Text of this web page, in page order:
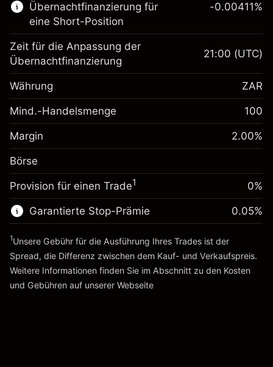
Margin. Ihre Investition
ZAR 1,000.00
Anpassung der
Übernachtfinanzierung
fremdfinanzierten
%
(-ZAR 2.06)
Positionsgröße mit Hebelwirkung
~ZAR 50,000.00
Geld aus Hebelwirkung ~ $
Übernachtfinanzierung für
eine Short-Position
Margin. Ihre Investition
ZAR 1,000.00
Anpassung der
Gebühren aus
fremdfinanzierten
Positionswert
Positionsgröße mit Hebelwirkung
Geld aus Hebelwirkung ~ $ZAR 49,000.00
Zur Plattform
-0.00411%
Zeit für die Anpassung der
Übernachtfinanzierung
21:00 (UTC)
Währung ZAR
Mind.-Handelsmenge 100
Margin 2.00%
Börse
Provision für einen Trade1 0%
Garantierte Stop-Prämie 0.05%
1Unsere Gebühr für die Ausführung Ihres Trades ist der
Spread, die Differenz zwischen dem Kauf- und Verkaufspreis.
Weitere Informationen finden Sie im Abschnitt zu den Kosten
und Gebühren auf unserer Webseite